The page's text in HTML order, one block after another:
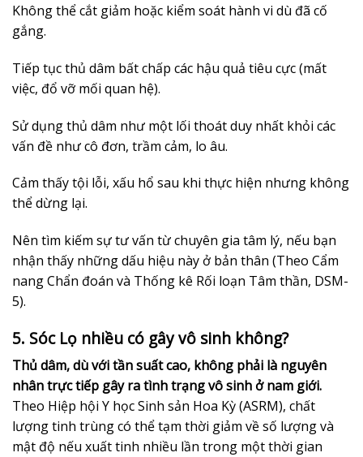
Không thể cắt giảm hoặc kiểm soát hành vi dù đã cố
gắng.
Tiếp tục thủ dâm bất chấp các hậu quả tiêu cực (mất
việc, đổ vỡ mối quan hệ).
Sử dụng thủ dâm như một lối thoát duy nhất khỏi các
vấn đề như cô đơn, trầm cảm, lo âu.
Cảm thấy tội lỗi, xấu hổ sau khi thực hiện nhưng không
thể dừng lại.
Nên tìm kiếm sự tư vấn từ chuyên gia tâm lý, nếu bạn
nhận thấy những dấu hiệu này ở bản thân (Theo Cẩm
nang Chẩn đoán và Thống kê Rối loạn Tâm thần, DSM-
5).
5. Sóc Lọ nhiều có gây vô sinh không?
Thủ dâm, dù với tần suất cao, không phải là nguyên
nhân trực tiếp gây ra tình trạng vô sinh ở nam giới.
Theo Hiệp hội Y học Sinh sản Hoa Kỳ (ASRM), chất
lượng tinh trùng có thể tạm thời giảm về số lượng và
mật độ nếu xuất tinh nhiều lần trong một thời gian